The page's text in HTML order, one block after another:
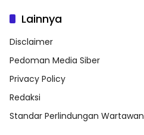
Lainnya
Disclaimer
Pedoman Media Siber
Privacy Policy
Redaksi
Standar Perlindungan Wartawan